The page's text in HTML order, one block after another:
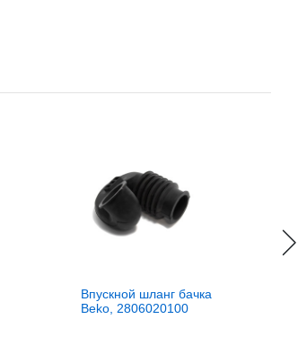
Впускной шланг бачка
Beko, 2806020100